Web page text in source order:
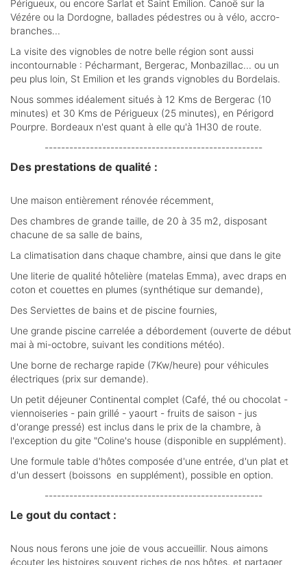
Périgueux, ou encore Sarlat et Saint Émilion. Canoë sur la
Vézére ou la Dordogne, ballades pédestres ou à vélo, accro-
branches...
La visite des vignobles de notre belle région sont aussi
incontournable : Pécharmant, Bergerac, Monbazillac... ou un
peu plus loin, St Emilion et les grands vignobles du Bordelais.
Nous sommes idéalement situés à 12 Kms de Bergerac (10
minutes) et 30 Kms de Périgueux (25 minutes), en Périgord
Pourpre. Bordeaux n'est quant à elle qu'à 1H30 de route.
-----------------------------------------------------
Des prestations de qualité :
Une maison entièrement rénovée récemment,
Des chambres de grande taille, de 20 à 35 m2, disposant
chacune de sa salle de bains,
La climatisation dans chaque chambre, ainsi que dans le gite
Une literie de qualité hôtelière (matelas Emma), avec draps en
coton et couettes en plumes (synthétique sur demande),
Des Serviettes de bains et de piscine fournies,
Une grande piscine carrelée a débordement (ouverte de début
mai à mi-octobre, suivant les conditions météo).
Une borne de recharge rapide (7Kw/heure) pour véhicules
électriques (prix sur demande).
Un petit déjeuner Continental complet (Café, thé ou chocolat -
viennoiseries - pain grillé - yaourt - fruits de saison - jus
d'orange pressé) est inclus dans le prix de la chambre, à
l'exception du gite "Coline's house (disponible en supplément).
Une formule table d'hôtes composée d'une entrée, d'un plat et
d'un dessert (boissons en supplément), possible en option.
-----------------------------------------------------
Le gout du contact :
Nous nous ferons une joie de vous accueillir. Nous aimons
écouter les histoires souvent riches de nos hôtes, et partager